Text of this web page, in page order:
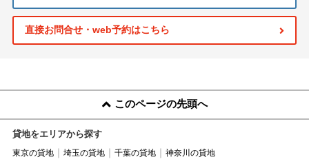
直接お問合せ・web予約はこちら
このページの先頭へ
貸地をエリアから探す
東京の貸地 埼玉の貸地 千葉の貸地 神奈川の貸地